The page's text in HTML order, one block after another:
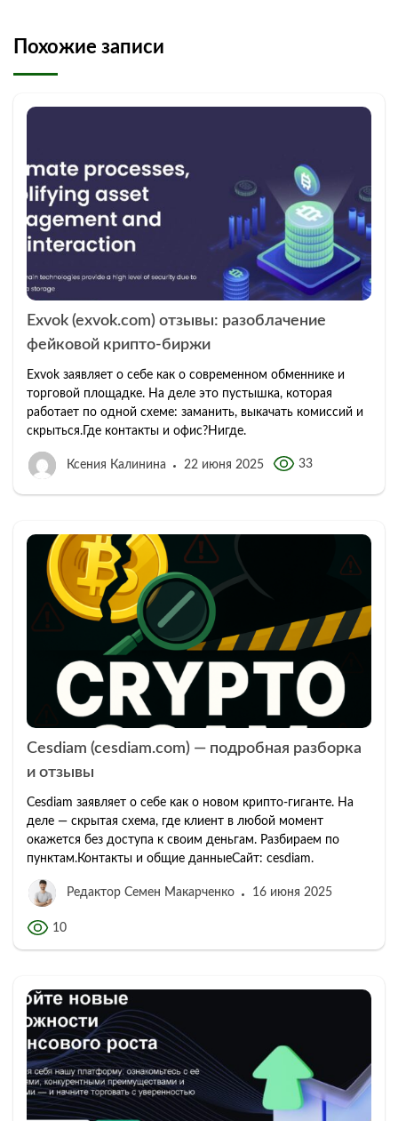
Похожие записи
Exvok (exvok.com) отзывы: разоблачение
фейковой крипто-биржи
Exvok заявляет о себе как о современном обменнике и
торговой площадке. На деле это пустышка, которая
работает по одной схеме: заманить, выкачать комиссий и
скрыться.Где контакты и офис?Нигде.
Ксения Калинина 22 июня 2025 33
Cesdiam (cesdiam.com) — подробная разборка
и отзывы
Cesdiam заявляет о себе как о новом крипто-гиганте. На
деле — скрытая схема, где клиент в любой момент
окажется без доступа к своим деньгам. Разбираем по
пунктам.Контакты и общие данныеСайт: cesdiam.
Редактор Семен Макарченко 16 июня 2025
10